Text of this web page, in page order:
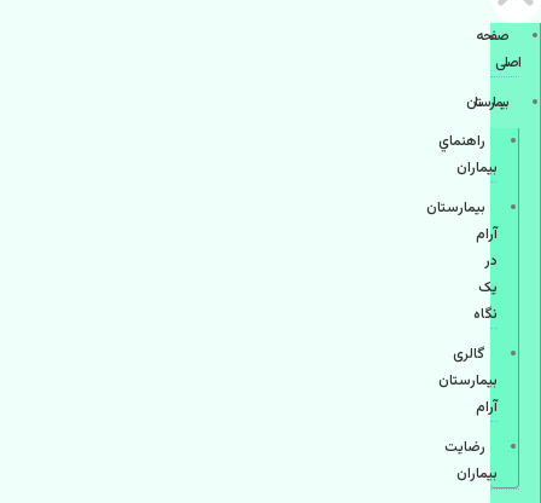
صفحه
اصلی
بيمارستان
راهنماي
بیماران
بیمارستان
آرام
در
یک
نگاه
گالری
بیمارستان
آرام
رضایت
بیماران